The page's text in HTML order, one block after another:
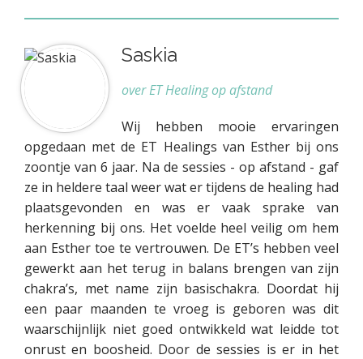
Saskia
over ET Healing op afstand
Wij hebben mooie ervaringen
opgedaan met de ET Healings van Esther bij ons
zoontje van 6 jaar. Na de sessies - op afstand - gaf
ze in heldere taal weer wat er tijdens de healing had
plaatsgevonden en was er vaak sprake van
herkenning bij ons. Het voelde heel veilig om hem
aan Esther toe te vertrouwen. De ET’s hebben veel
gewerkt aan het terug in balans brengen van zijn
chakra’s, met name zijn basischakra. Doordat hij
een paar maanden te vroeg is geboren was dit
waarschijnlijk niet goed ontwikkeld wat leidde tot
onrust en boosheid. Door de sessies is er in het